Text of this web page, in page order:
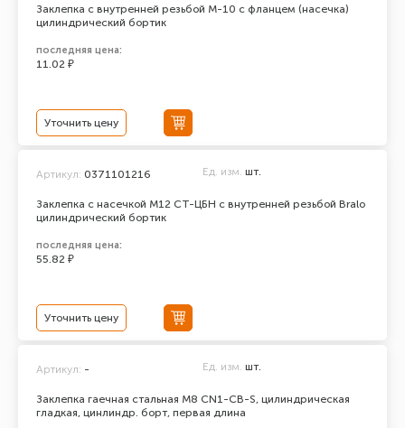
Заклепка с внутренней резьбой М-10 с фланцем (насечка)
цилиндрический бортик
последняя цена:
11.02 ₽
Уточнить цену
Заклепка с насечкой М12 СТ-ЦБН с внутренней резьбой Bralo
цилиндрический бортик
Артикул: 0371101216 Ед. изм. шт.
последняя цена:
55.82 ₽
Уточнить цену
Заклепка гаечная стальная М8 CN1-CB-S, цилиндрическая
гладкая, цинлиндр. борт, первая длина
Артикул: - Ед. изм. шт.